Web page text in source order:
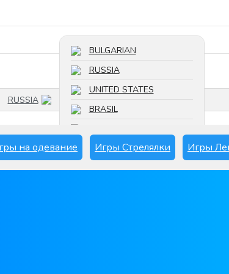
RUSSIA
BULGARIAN
RUSSIA
UNITED STATES
BRASIL
SPAIN
на одевание Игры Стрелялки Игры
Поиск игры